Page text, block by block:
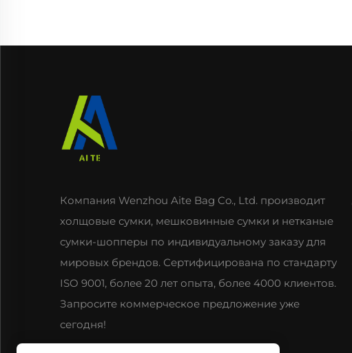
Компания Wenzhou Aite Bag Co., Ltd. производит
холщовые сумки, мешковинные сумки и нетканые
сумки-шопперы по индивидуальному заказу для
мировых брендов. Сертифицирована по стандарту
ISO 9001, более 20 лет опыта, более 4000 клиентов.
Запросите коммерческое предложение уже
сегодня!